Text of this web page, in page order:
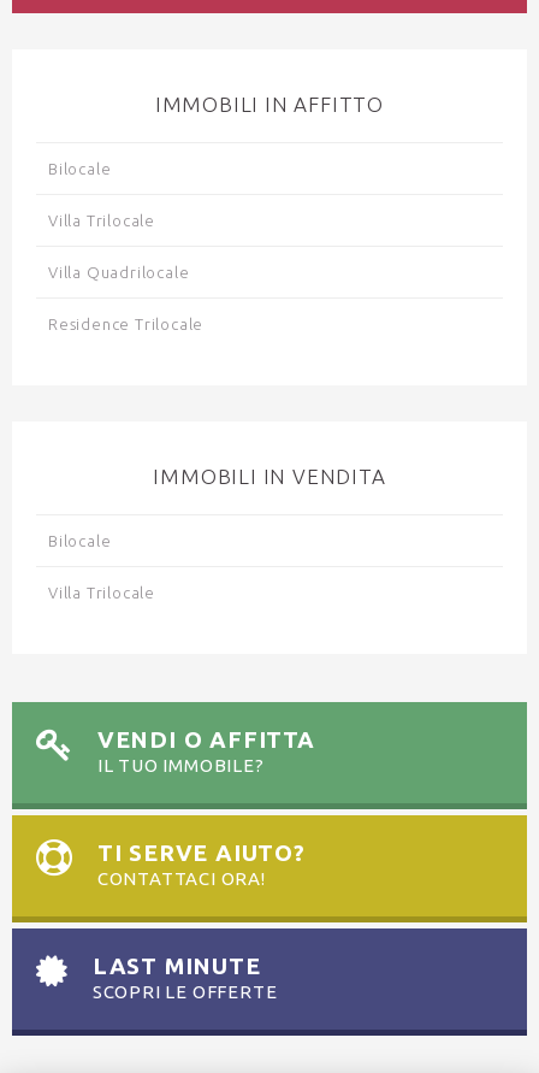
IMMOBILI IN AFFITTO
Bilocale
Villa Trilocale
Villa Quadrilocale
Residence Trilocale
IMMOBILI IN VENDITA
Bilocale
Villa Trilocale
VENDI O AFFITTA
IL TUO IMMOBILE?
TI SERVE AIUTO?
CONTATTACI ORA!
LAST MINUTE
SCOPRI LE OFFERTE